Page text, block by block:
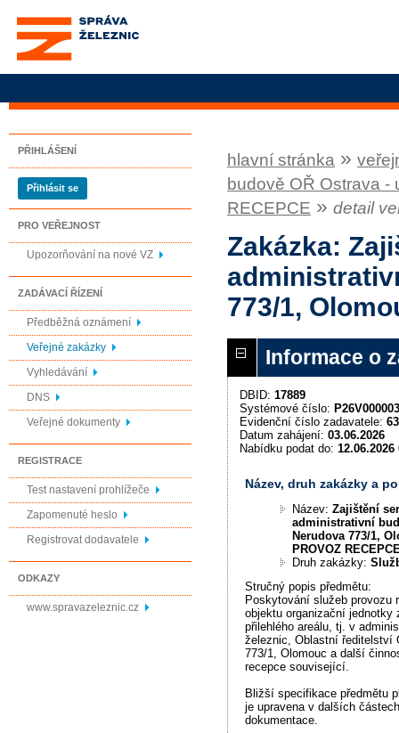
Správa železnic, státní
organizace
PŘIHLÁŠENÍ
Přihlásit se
PRO VEŘEJNOST
Upozorňování na nové VZ
ZADÁVACÍ ŘÍZENÍ
Předběžná oznámení
Veřejné zakázky
Vyhledávání
DNS
Veřejné dokumenty
REGISTRACE
Test nastavení prohlížeče
Zapomenuté heslo
Registrovat dodavatele
ODKAZY
www.spravazeleznic.cz
hlavní stránka »
budově OŘ Ostrava -
RECEPCE » detail
Zakázka:
773/1,
Informace o
DBID: 17889
Systémové číslo:
Evidenční číslo zadavatele:
Datum zahájení: 03.06.2026
Nabídku podat do: 12.06.2026
Název, druh zakázky a
Název:Zajištění
administrativní
Nerudova 773/1,
PROVOZ
Druh zakázky:
Stručný popis předmětu:
Poskytování služeb provozu
objektu organizační jednotky
přilehlého areálu, tj. v
železnic, Oblastní ředitelství
773/1, Olomouc a další
recepce související.
Bližší specifikace předmětu
je upravena v dalších
dokumentace.